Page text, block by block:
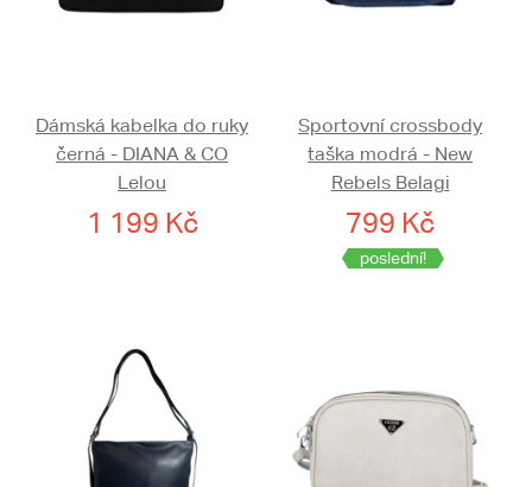
Dámská kabelka do ruky
černá - DIANA & CO
Lelou
1 199 Kč
Sportovní crossbody
taška modrá - New
Rebels Belagi
799 Kč
poslední!